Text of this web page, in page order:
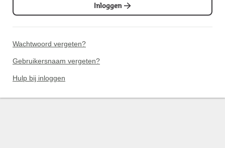
Inloggen
Wachtwoord vergeten?
Gebruikersnaam vergeten?
Hulp bij inloggen